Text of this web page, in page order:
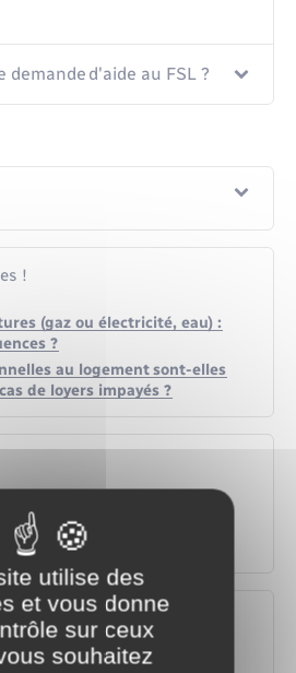
d'aide au FSL ?
!
(gaz ou électricité, eau) :
?
au logement sont-elles
de loyers impayés ?
de garantie ou la caution
location
logement (FSL)
utilise des
et vous donne
sur ceux
souhaitez